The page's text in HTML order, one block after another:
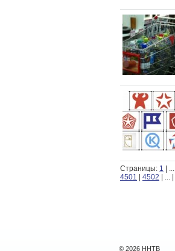
Страницы: 1 |
4501 | 4502 | |
© 2026 ННТВ